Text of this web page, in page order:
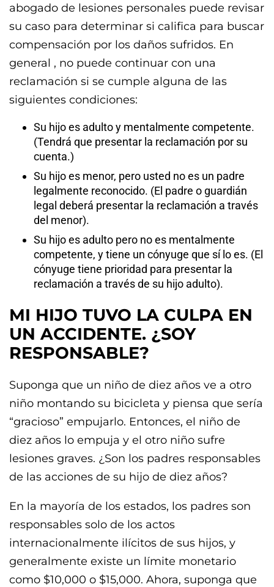
abogado de lesiones personales puede revisar
su caso para determinar si califica para buscar
compensación por los daños sufridos. En
general , no puede continuar con una
reclamación si se cumple alguna de las
siguientes condiciones:
Su hijo es adulto y mentalmente competente.
(Tendrá que presentar la reclamación por su
cuenta.)
Su hijo es menor, pero usted no es un padre
legalmente reconocido. (El padre o guardián
legal deberá presentar la reclamación a través
del menor).
Su hijo es adulto pero no es mentalmente
competente, y tiene un cónyuge que sí lo es. (El
cónyuge tiene prioridad para presentar la
reclamación a través de su hijo adulto).
MI HIJO TUVO LA CULPA EN
UN ACCIDENTE. ¿SOY
RESPONSABLE?
Suponga que un niño de diez años ve a otro
niño montando su bicicleta y piensa que sería
“gracioso” empujarlo. Entonces, el niño de
diez años lo empuja y el otro niño sufre
lesiones graves. ¿Son los padres responsables
de las acciones de su hijo de diez años?
En la mayoría de los estados, los padres son
responsables solo de los actos
internacionalmente ilícitos de sus hijos, y
generalmente existe un límite monetario
como $10,000 o $15,000. Ahora, suponga que